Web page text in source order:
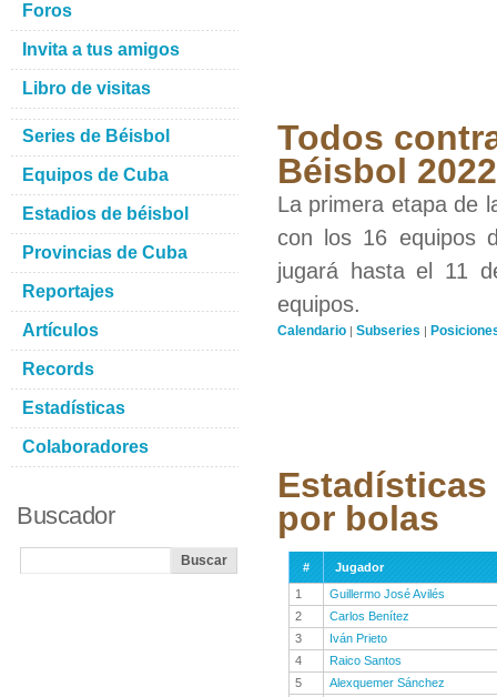
Todos
Béisbol 2022
La primera etapa de
con los 16 equipos
jugará hasta el 11
equipos.
Calendario | Subseries |
Estadísticas
por bolas
#
Jugador
1
Guillermo José Avilés
2
Carlos Benítez
3
Iván Prieto
4
Raico Santos
5
Alexquemer Sánchez
Foros
Invita a tus amigos
Libro de visitas
Series de Béisbol
Equipos de Cuba
Estadios de béisbol
Provincias de Cuba
Reportajes
Artículos
Records
Estadísticas
Colaboradores
Buscador